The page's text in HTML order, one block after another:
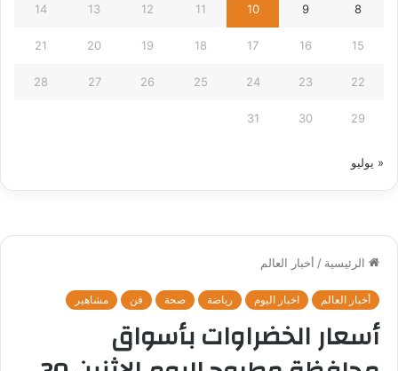
8
9
10
11
12
13
14
15
16
17
18
19
20
21
22
23
24
25
26
27
28
29
30
31
« يوليو